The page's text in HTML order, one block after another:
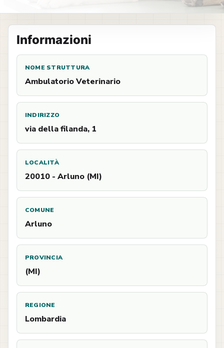
Informazioni
NOME STRUTTURA
Ambulatorio Veterinario
INDIRIZZO
via della filanda, 1
LOCALITÀ
20010 - Arluno (MI)
COMUNE
Arluno
PROVINCIA
(MI)
REGIONE
Lombardia